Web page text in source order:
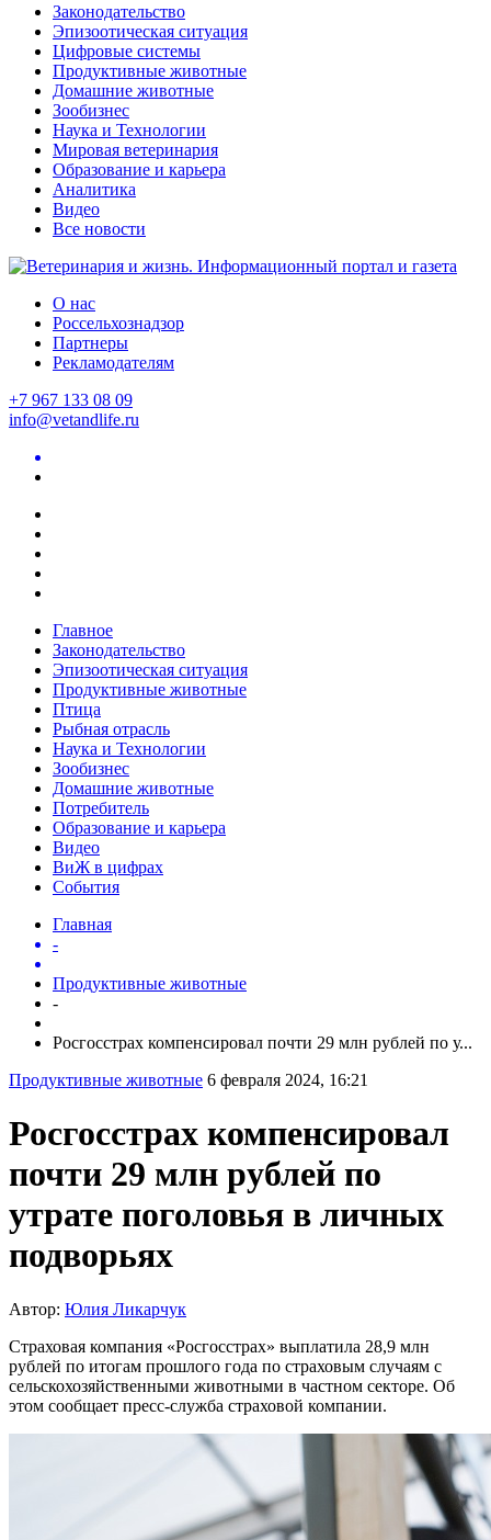
Законодательство
Эпизоотическая ситуация
Цифровые системы
Продуктивные животные
Домашние животные
Зообизнес
Наука и Технологии
Мировая ветеринария
Образование и карьера
Аналитика
Видео
Все новости
О нас
Россельхознадзор
Партнеры
Рекламодателям
+7 967 133 08 09
info@vetandlife.ru
Главное
Законодательство
Эпизоотическая ситуация
Продуктивные животные
Птица
Рыбная отрасль
Наука и Технологии
Зообизнес
Домашние животные
Потребитель
Образование и карьера
Видео
ВиЖ в цифрах
События
Главная
-
Продуктивные животные
-
Росгосстрах компенсировал почти 29 млн рублей по у...
Продуктивные животные 6 февраля 2024, 16:21
Росгосстрах компенсировал
почти 29 млн рублей по
утрате поголовья в личных
подворьях
Автор: Юлия Ликарчук
Страховая компания «Росгосстрах» выплатила 28,9 млн
рублей по итогам прошлого года по страховым случаям с
сельскохозяйственными животными в частном секторе. Об
этом сообщает пресс-служба страховой компании.